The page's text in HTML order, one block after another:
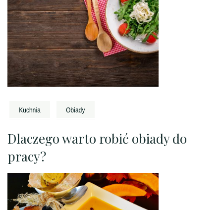
Dlaczego warto robić obiady do
pracy?